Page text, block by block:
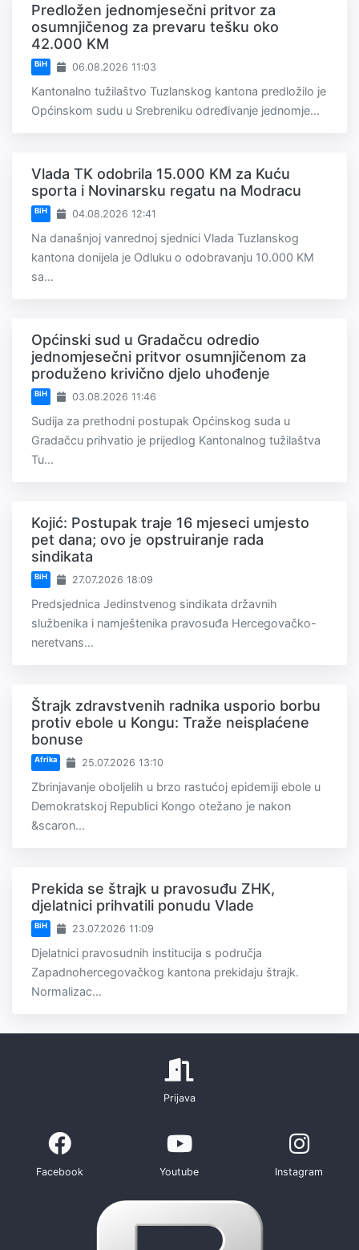
Predložen jednomjesečni pritvor za
osumnjičenog za prevaru tešku oko
42.000 KM
BiH 06.08.2026 11:03
Kantonalno tužilaštvo Tuzlanskog kantona predložilo je
Općinskom sudu u Srebreniku određivanje jednomje...
Vlada TK odobrila 15.000 KM za Kuću
sporta i Novinarsku regatu na Modracu
BiH 04.08.2026 12:41
Na današnjoj vanrednoj sjednici Vlada Tuzlanskog
kantona donijela je Odluku o odobravanju 10.000 KM
sa...
Općinski sud u Gradačcu odredio
jednomjesečni pritvor osumnjičenom za
produženo krivično djelo uhođenje
BiH 03.08.2026 11:46
Sudija za prethodni postupak Općinskog suda u
Gradačcu prihvatio je prijedlog Kantonalnog tužilaštva
Tu...
Kojić: Postupak traje 16 mjeseci umjesto
pet dana; ovo je opstruiranje rada
sindikata
BiH 27.07.2026 18:09
Predsjednica Jedinstvenog sindikata državnih
službenika i namještenika pravosuđa Hercegovačko-
neretvans...
Štrajk zdravstvenih radnika usporio borbu
protiv ebole u Kongu: Traže neisplaćene
bonuse
Afrika 25.07.2026 13:10
Zbrinjavanje oboljelih u brzo rastućoj epidemiji ebole u
Demokratskoj Republici Kongo otežano je nakon
&scaron...
Prekida se štrajk u pravosuđu ZHK,
djelatnici prihvatili ponudu Vlade
BiH 23.07.2026 11:09
Djelatnici pravosudnih institucija s područja
Zapadnohercegovačkog kantona prekidaju štrajk.
Normalizac...
Prijava
Facebook Youtube Instagram